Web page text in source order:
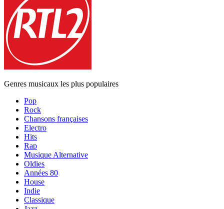
Genres musicaux les plus populaires
Pop
Rock
Chansons françaises
Electro
Hits
Rap
Musique Alternative
Oldies
Années 80
House
Indie
Classique